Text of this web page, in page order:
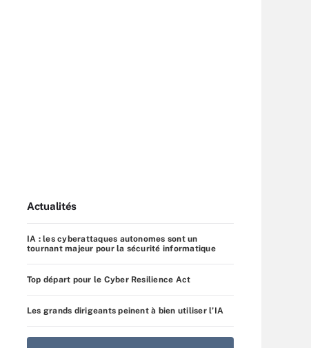
Actualités
IA : les cyberattaques autonomes sont un
tournant majeur pour la sécurité informatique
Top départ pour le Cyber Resilience Act
Les grands dirigeants peinent à bien utiliser l’IA